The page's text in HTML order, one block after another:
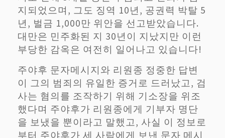
지되었으며, 그도 징역 10년, 공권력 박탈 5
년, 벌금 1,000만 위안을 선고받았습니다.
대만은 민주화된 지 30년이 지났지만 이런
부당한 감옥은 여전히 일어나고 있습니다!
주야후 문자메시지와 리원종 정중한 답변
이 그의 범죄의 유일한 증거로 드러났고, 검
사는 혐의를 조작하기 위해 기소장을 위조
했다며 주야후가 리원종에게 기부자 명단
을 보냈을 뿐이라고 말했고, 사실 이 정보로
부터 주야후가 세 사람에게 보낸 문자 메시